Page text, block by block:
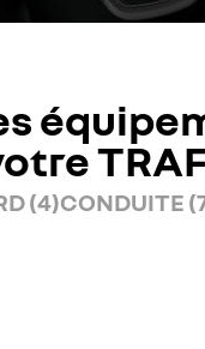
(4)CONDUITE